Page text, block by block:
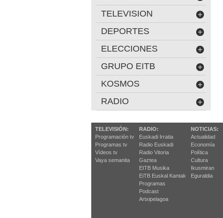
TELEVISION
DEPORTES
ELECCIONES
GRUPO EITB
KOSMOS
RADIO
TELEVISIÓN:
Programación tv
Programas tv
Vídeos tv
Vaya semanita
RADIO:
Euskadi Irratia
Radio Euskadi
Radio Vitoria
Gaztea
EITB Musika
EiTB Euskal Kantak
Programas
Podcast
Artxipelagoa
NOTICIAS:
Actualidad
Economía
Política
Cultura
Ikusmiran
Eguraldia